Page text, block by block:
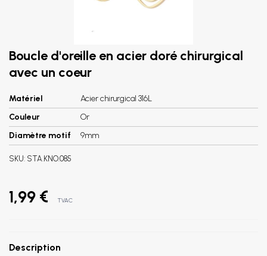
Boucle d'oreille en acier doré chirurgical
avec un coeur
Matériel
Acier chirurgical 316L
Couleur
Or
Diamètre motif
9mm
SKU: STA.KNO.085
1,99 € TVAC
Description